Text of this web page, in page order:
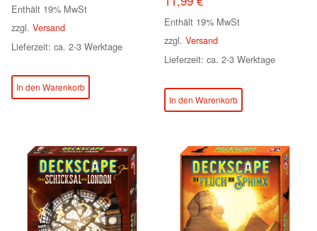
Enthält 19% MwSt
zzgl. Versand
Lieferzeit: ca. 2-3 Werktage
In den Warenkorb
Enthält 19% MwSt
zzgl.Versand
Lieferzeit: ca. 2-3 Werktage
In den Warenkorb